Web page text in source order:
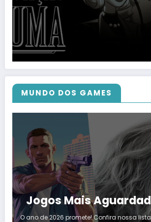
MUNDO DOS GAMES
Jogos Mais
O ano de 2026 promete! Confira nossa